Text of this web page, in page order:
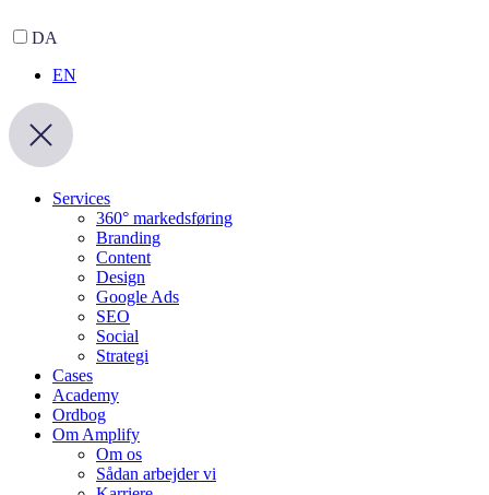
DA
EN
Services
360° markedsføring
Branding
Content
Design
Google Ads
SEO
Social
Strategi
Cases
Academy
Ordbog
Om Amplify
Om os
Sådan arbejder vi